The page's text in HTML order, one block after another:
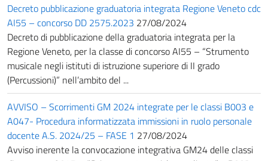
Decreto pubblicazione graduatoria integrata Regione Veneto cdc
AI55 – concorso DD 2575.2023 27/08/2024
Decreto di pubblicazione della graduatoria integrata per la
Regione Veneto, per la classe di concorso AI55 – “Strumento
musicale negli istituti di istruzione superiore di II grado
(Percussioni)” nell’ambito del ...
AVVISO – Scorrimenti GM 2024 integrate per le classi B003 e
A047- Procedura informatizzata immissioni in ruolo personale
docente A.S. 2024/25 – FASE 1 27/08/2024
Avviso inerente la convocazione integrativa GM24 delle classi